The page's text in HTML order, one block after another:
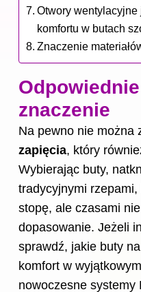
Otwory
komfortu w butach
Znaczenie
znaczenie
Na pewno nie można
zapięcia, który
Wybierając buty,
tradycyjnymi
stopę, ale czasami
dopasowanie. Jeżeli
sprawdź, jakie buty
komfort w
nowoczesne systemy